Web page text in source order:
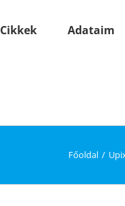
Cikkek Adataim
Főoldal